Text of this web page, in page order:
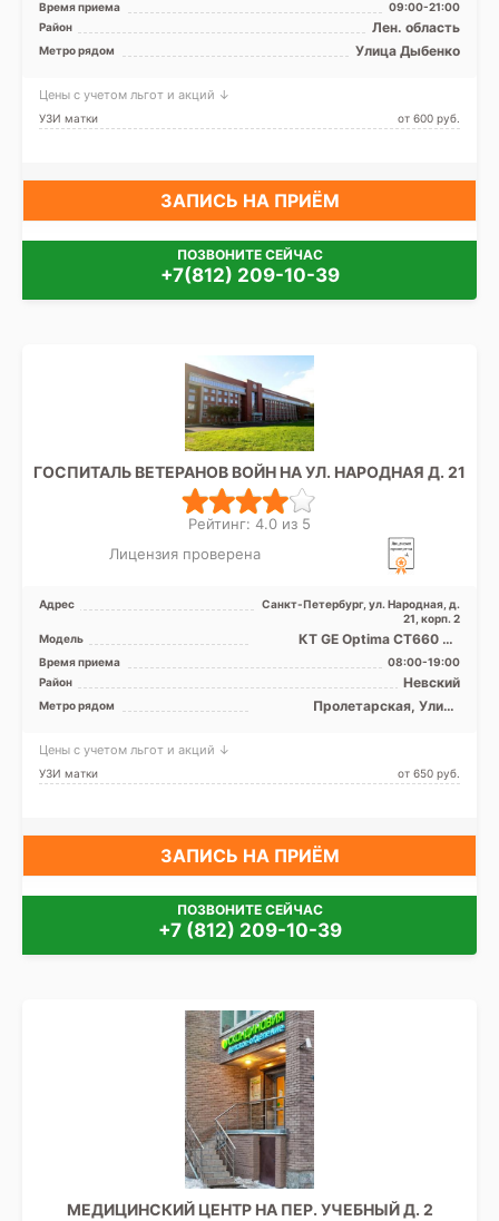
Время приема
09:00-21:00
Район
Лен. область
Метро рядом Улица Дыбенко
Цены с учетом льгот и акций ↓
УЗИ матки от 600 pуб.
ЗАПИСЬ НА ПРИЁМ
ПОЗВОНИТЕ СЕЙЧАС
+7(812) 209-10-39
ГОСПИТАЛЬ ВЕТЕРАНОВ ВОЙН НА УЛ. НАРОДНАЯ Д. 21
Рейтинг: 4.0 из 5
Лицензия проверена
Адрес
Санкт-Петербург, ул. Народная, д.
21, корп. 2
Модель
КТ GE Optima CT660 64
среза, УЗИ, Рентген
Время приема
08:00-19:00
Район
Невский
Метро рядом
Пролетарская, Улица
Цены с учетом льгот и акций ↓
УЗИ матки от 650 pуб.
ЗАПИСЬ НА ПРИЁМ
ПОЗВОНИТЕ СЕЙЧАС
+7 (812) 209-10-39
МЕДИЦИНСКИЙ ЦЕНТР НА ПЕР. УЧЕБНЫЙ Д. 2